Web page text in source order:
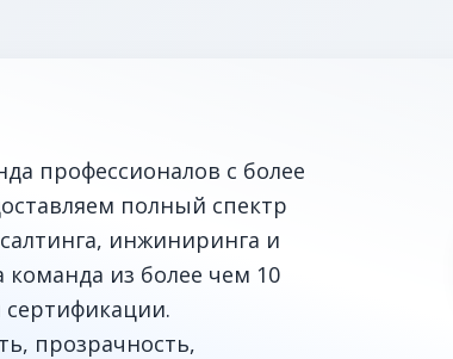
профессионалов с более
полный спектр
инжиниринга и
из более чем 10
сертификации.
прозрачность,